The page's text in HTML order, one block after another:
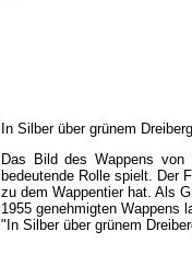
In Silber über grünem
Das Bild des Wappens von
bedeutende Rolle spielt. Der
zu dem Wappentier hat. Als
1955 genehmigten Wappens
"In Silber über grünem